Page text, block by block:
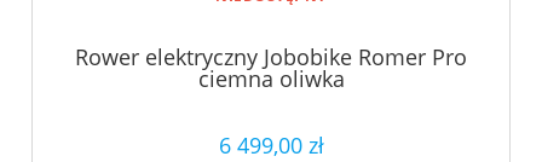
Rower elektryczny Jobobike Romer Pro
ciemna oliwka
6 499,00 zł